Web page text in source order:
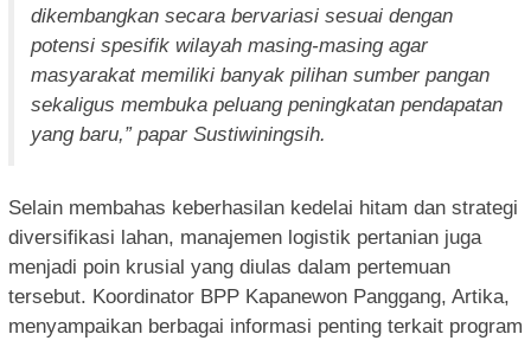
dikembangkan secara bervariasi sesuai dengan
potensi spesifik wilayah masing-masing agar
masyarakat memiliki banyak pilihan sumber pangan
sekaligus membuka peluang peningkatan pendapatan
yang baru,” papar Sustiwiningsih.
Selain membahas keberhasilan kedelai hitam dan strategi
diversifikasi lahan, manajemen logistik pertanian juga
menjadi poin krusial yang diulas dalam pertemuan
tersebut. Koordinator BPP Kapanewon Panggang, Artika,
menyampaikan berbagai informasi penting terkait program